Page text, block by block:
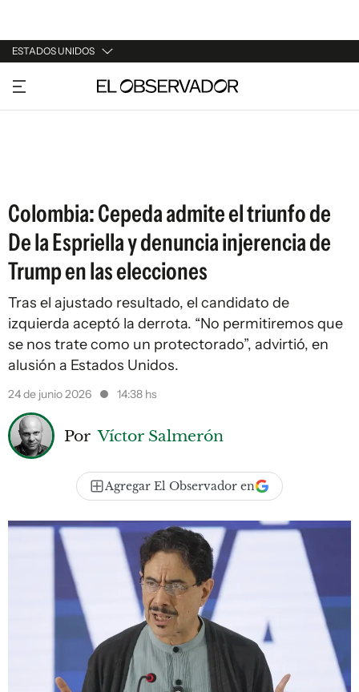
ESTADOS UNIDOS
URUGUAY
ARGENTINA
Colombia: Cepeda admite el triunfo de
De la Espriella y denuncia injerencia de
Trump en las elecciones
Tras el ajustado resultado, el candidato de
izquierda aceptó la derrota. “No permitiremos que
se nos trate como un protectorado”, advirtió, en
alusión a Estados Unidos.
24 de junio 2026 14:38 hs
Por Víctor Salmerón
Agregar El Observador en